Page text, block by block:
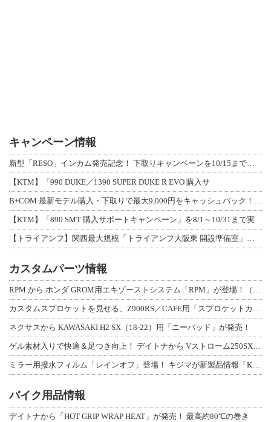
キャンペーン情報
新型「RESO」インカム発売記念！ 下取りキャンペーンを10/15まで延長して開
【KTM】「990 DUKE／1390 SUPER DUKE R EVO 購入サ
B+COM 最新モデル購入・下取りで最大9,000円をキャッシュバック！「B+F
【KTM】「890 SMT 購入サポートキャンペーン」を8/1～10/31まで実
【トライアンフ】関西最大規模「トライアンフ大阪東 開設準備室」がオープン！ 限定
カスタムパーツ情報
RPM から ホンダ GROM用エキゾーストシステム「RPM」が登場！（動画あり
カスタムスプロケットを見せる、Z900RS／CAFE用「スプロケットカバーフルキ
ネクサスから KAWASAKI H2 SX（18-22）用「ニーパッド」が発売！
ゲル素材入りで快適＆足つき向上！ デイトナから Vストローム250SX用「快適ロ
ミラー用撥水フィルム「レインオフ」登場！ キジマが新製品情報「KIJIMA NE
バイク用品情報
デイトナから「HOT GRIP WRAP HEAT」が発売！ 最高約80℃の巻き